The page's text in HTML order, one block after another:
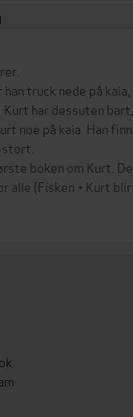
truck nede på
har dessuten
noe på kaia. Han
boken om Kurt.
alle (Fisken + Kurt